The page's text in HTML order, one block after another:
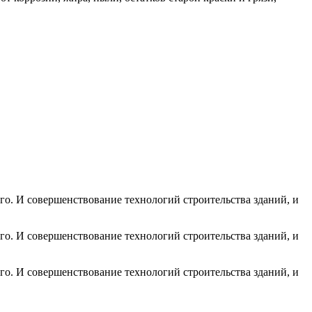
И совершенствование технологий строительства зданий, и
И совершенствование технологий строительства зданий, и
И совершенствование технологий строительства зданий, и